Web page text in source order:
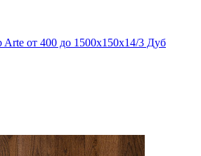
от 400 до 1500х150х14/3 Дуб